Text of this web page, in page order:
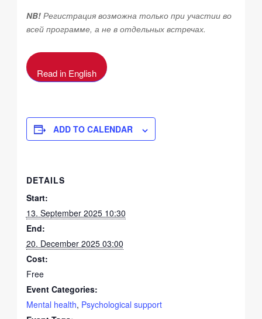
NB!Регистрация возможна только при участии во
всей программе, а не в отдельных встречах.
Read in English
ADD TO CALENDAR
DETAILS
Start:
13. September 2025 10:30
End:
20. December 2025 03:00
Cost:
Free
Event Categories:
Mental health, Psychological support